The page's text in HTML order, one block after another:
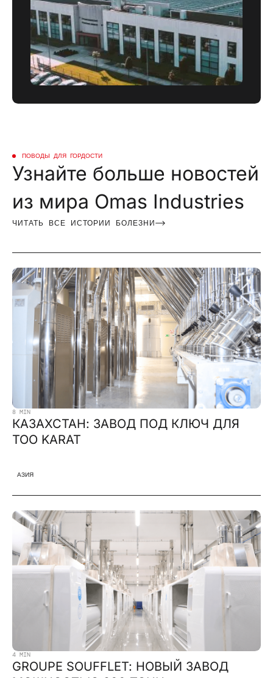
ПОВОДЫ ДЛЯ ГОРДОСТИ
Узнайте больше новостей
из мира Omas Industries
ЧИТАТЬ ВСЕ ИСТОРИИ БОЛЕЗНИ
8 MIN
КАЗАХСТАН: ЗАВОД ПОД КЛЮЧ ДЛЯ
TOO KARAT
АЗИЯ
4 MIN
GROUPE SOUFFLET: НОВЫЙ ЗАВОД